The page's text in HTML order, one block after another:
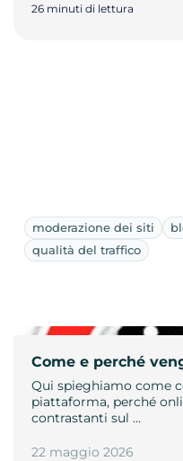
26 minuti di lettura
moderazione dei siti
qualità del traffico
Come e perché
Qui spieghiamo come
piattaforma, perché
contrastanti sul …
22 maggio 2026